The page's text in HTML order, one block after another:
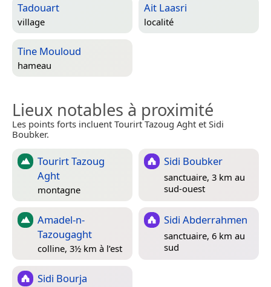
Tadouart
village
Ait Laasri
localité
Tine Mouloud
hameau
Lieux notables à proximité
Les points forts incluent Tourirt Tazoug Aght et Sidi
Boubker.
Tourirt Tazoug
Aght
montagne
Sidi Boubker
sanctuaire, 3 km au
sud-ouest
Amadel-n-
Tazougaght
colline, 3½ km à l’est
Sidi Abderrahmen
sanctuaire, 6 km au
sud
Sidi Bourja